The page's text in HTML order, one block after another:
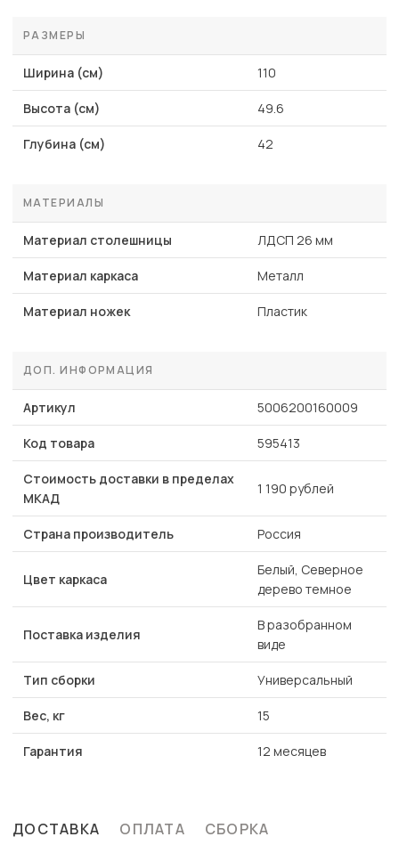
РАЗМЕРЫ
Ширина (см) 110
Высота (см) 49.6
Глубина (см) 42
МАТЕРИАЛЫ
Материал столешницы ЛДСП 26 мм
Материал каркаса Металл
Материал ножек Пластик
ДОП. ИНФОРМАЦИЯ
Артикул 5006200160009
Код товара 595413
Стоимость доставки в пределах
МКАД
1 190 рублей
Страна производитель Россия
Цвет каркаса
Белый, Северное
дерево темное
Поставка изделия
В разобранном
виде
Тип сборки Универсальный
Вес, кг 15
Гарантия 12 месяцев
ДОСТАВКА ОПЛАТА СБОРКА